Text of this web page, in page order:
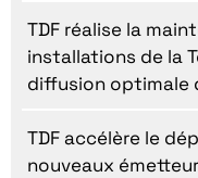
TDF réalise la
installations de la
diffusion optimale
TDF accélère le
nouveaux